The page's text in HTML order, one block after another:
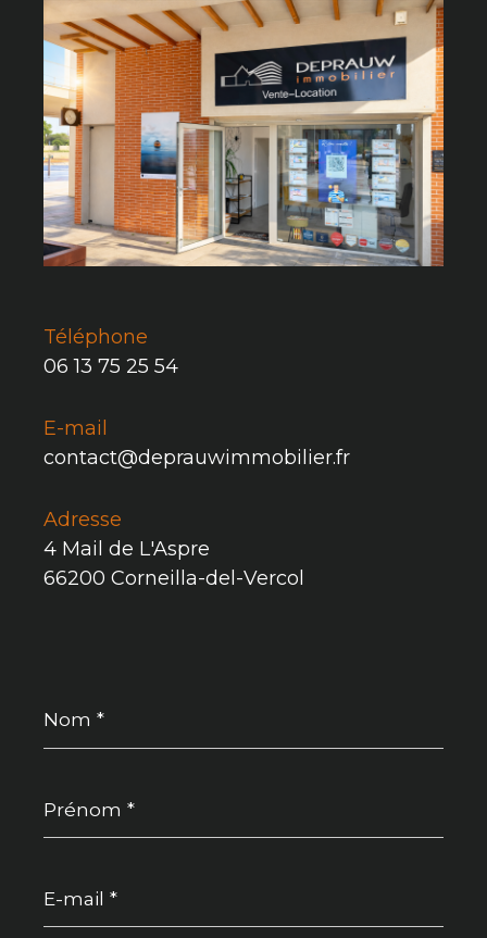
Téléphone
06 13 75 25 54
E-mail
contact@deprauwimmobilier.fr
Adresse
4 Mail de L'Aspre
66200 Corneilla-del-Vercol
*
*
mail
*